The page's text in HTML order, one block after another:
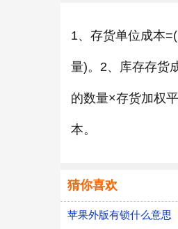
1、存货单位成本
量)。2、库存存货
的数量×存货加权
本。
猜你喜欢
苹果外版有锁什么意思